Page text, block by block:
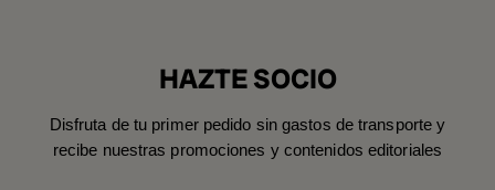
HAZTE SOCIO
Disfruta de tu primer pedido sin gastos de transporte y
recibe nuestras promociones y contenidos editoriales